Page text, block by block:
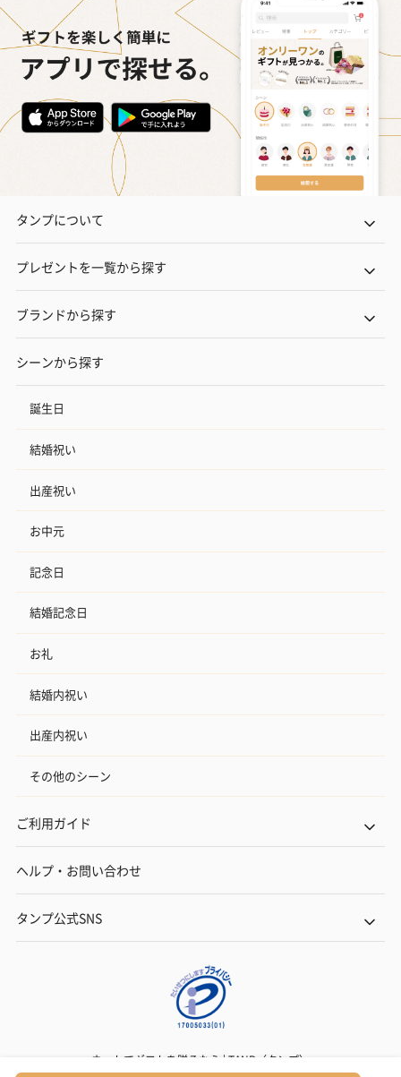
タンプについて
プレゼントを一覧から探す
ブランドから探す
シーンから探す
誕生日
結婚祝い
出産祝い
お中元
記念日
結婚記念日
お礼
結婚内祝い
出産内祝い
その他のシーン
ご利用ガイド
ヘルプ・お問い合わせ
タンプ公式SNS
ネットでギフトを贈るなら | TANP（タンプ）